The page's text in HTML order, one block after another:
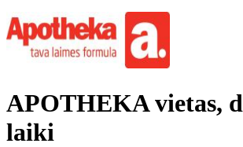
APOTHEKA vietas,
laiki